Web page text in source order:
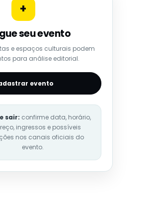
+
seu evento
e espaços culturais podem
para análise editorial.
evento
sair: confirme data, horário,
ingressos e possíveis
nos canais oficiais do
evento.